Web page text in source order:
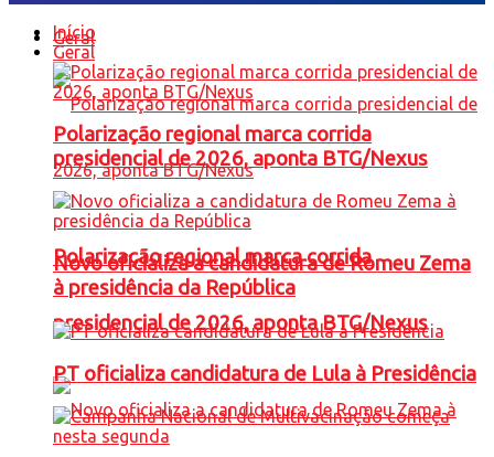
Geral
Polarização regional marca corrida
presidencial de 2026, aponta BTG/Nexus
Início
Geral
Polarização regional marca corrida
presidencial de 2026, aponta BTG/Nexus
Novo oficializa a candidatura de Romeu Zema
à presidência da República
PT oficializa candidatura de Lula à Presidência